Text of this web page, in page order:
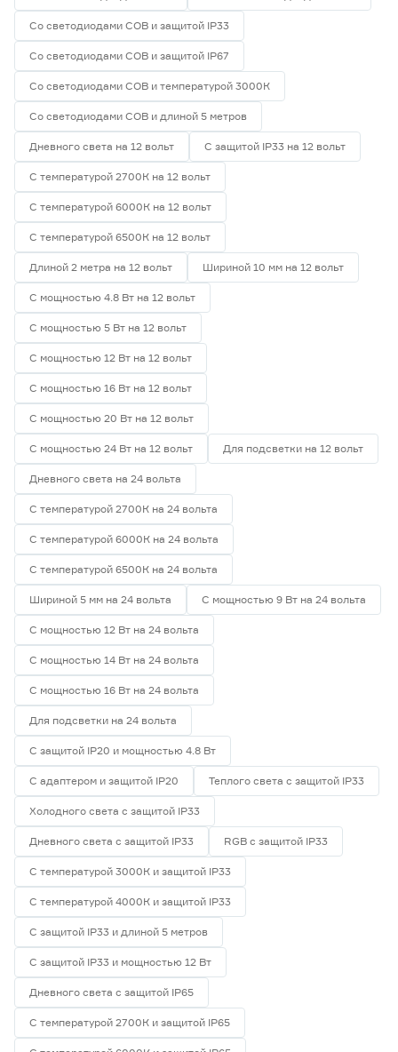
Со светодиодами СОВ и защитой IP33
Со светодиодами СОВ и защитой IP67
Со светодиодами СОВ и температурой 3000К
Со светодиодами СОВ и длиной 5 метров
Дневного света на 12 вольт С защитой IP33 на 12 вольт
С температурой 2700К на 12 вольт
С температурой 6000К на 12 вольт
С температурой 6500К на 12 вольт
Длиной 2 метра на 12 вольт Шириной 10 мм на 12 вольт
С мощностью 4.8 Вт на 12 вольт
С мощностью 5 Вт на 12 вольт
С мощностью 12 Вт на 12 вольт
С мощностью 16 Вт на 12 вольт
С мощностью 20 Вт на 12 вольт
С мощностью 24 Вт на 12 вольт Для подсветки на 12 вольт
Дневного света на 24 вольта
С температурой 2700К на 24 вольта
С температурой 6000К на 24 вольта
С температурой 6500К на 24 вольта
Шириной 5 мм на 24 вольта С мощностью 9 Вт на 24 вольта
С мощностью 12 Вт на 24 вольта
С мощностью 14 Вт на 24 вольта
С мощностью 16 Вт на 24 вольта
Для подсветки на 24 вольта
С защитой IP20 и мощностью 4.8 Вт
С адаптером и защитой IP20 Теплого света с защитой IP33
Холодного света с защитой IP33
Дневного света с защитой IP33 RGB с защитой IP33
С температурой 3000К и защитой IP33
С температурой 4000К и защитой IP33
С защитой IP33 и длиной 5 метров
С защитой IP33 и мощностью 12 Вт
Дневного света с защитой IP65
С температурой 2700К и защитой IP65